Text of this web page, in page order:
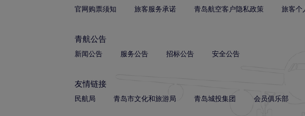
官网购票须知 旅客服务承诺 青岛航空客户隐私政策 旅客个
青航公告
新闻公告 服务公告 招标公告 安全公告
友情链接
民航局 青岛市文化和旅游局 青岛城投集团 会员俱乐部